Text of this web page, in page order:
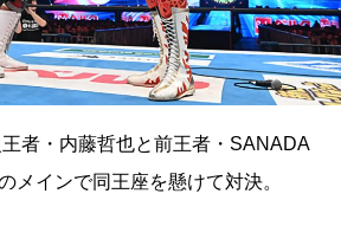
者・内藤哲也と前王者・SANADA
メインで同王座を懸けて対決。